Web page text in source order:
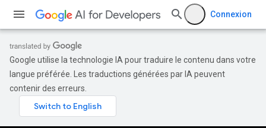
Connexion
Google utilise la technologie IA pour traduire le contenu dans votre
langue préférée. Les traductions générées par IA peuvent
contenir des erreurs.